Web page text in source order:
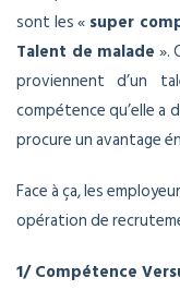
sont les « super
Talent de malade ».
proviennent d’un
compétence qu’elle a
procure un avantage
Face à ça, les
opération de
1/ Compétence